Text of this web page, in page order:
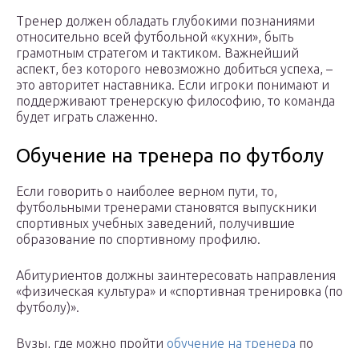
Тренер должен обладать глубокими познаниями
относительно всей футбольной «кухни», быть
грамотным стратегом и тактиком. Важнейший
аспект, без которого невозможно добиться успеха, –
это авторитет наставника. Если игроки понимают и
поддерживают тренерскую философию, то команда
будет играть слаженно.
Обучение на тренера по футболу
Если говорить о наиболее верном пути, то,
футбольными тренерами становятся выпускники
спортивных учебных заведений, получившие
образование по спортивному профилю.
Абитуриентов должны заинтересовать направления
«физическая культура» и «спортивная тренировка (по
футболу)».
Вузы, где можно пройти обучение на тренера по